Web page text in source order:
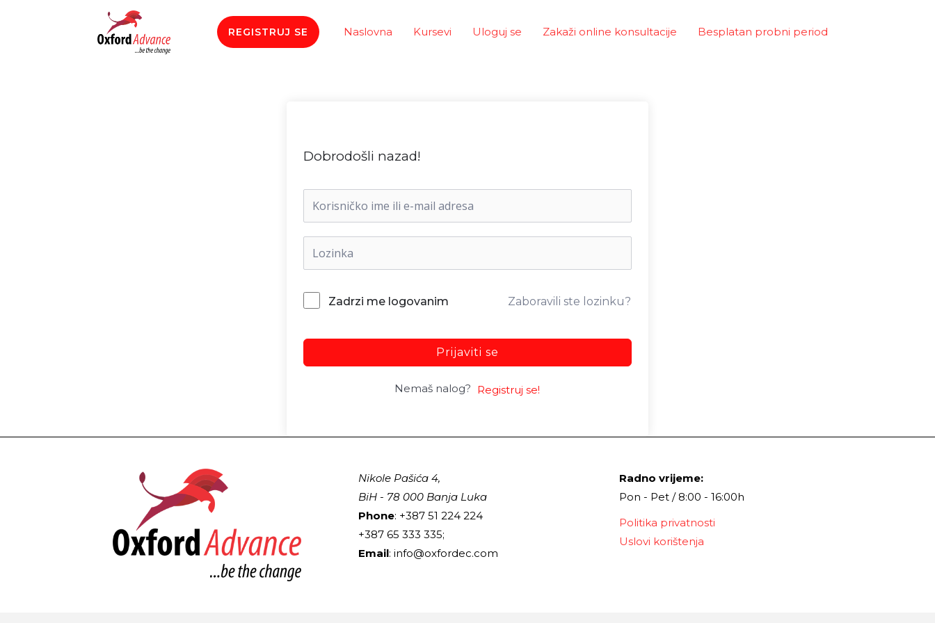
REGISTRUJ SE Naslovna Kursevi Uloguj se Zakaži online konsultacije Besplatan probni period
Dobrodošli nazad!
Zadrzi me logovanim Zaboravili ste lozinku?
Prijaviti se
Nemaš nalog? Registruj se!
Nikole Pašića 4,
BiH - 78 000 Banja Luka
Phone: +387 51 224 224
+387 65 333 335;
Email: info@oxfordec.com
Radno vrijeme:
Pon - Pet / 8:00 - 16:00h
Politika privatnosti
Uslovi korištenja